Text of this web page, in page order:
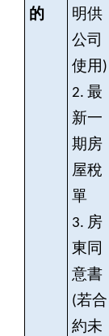
的
明供
公司
使用)
2. 最
新一
期房
屋稅
單
3. 房
東同
意書
(若合
約未